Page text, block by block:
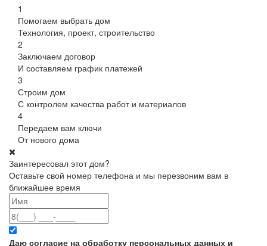
1
Помогаем выбрать дом
Технология, проект, строительство
2
Заключаем договор
И составляем график платежей
3
Строим дом
С контролем качества работ и материалов
4
Передаем вам ключи
От нового дома
Заинтересовал этот дом?
Оставьте свой номер телефона и мы перезвоним вам в
ближайшее время
Даю согласие на обработку персональных данных и